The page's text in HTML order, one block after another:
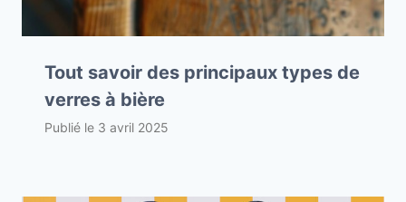
Tout savoir des principaux types de
verres à bière
Publié le 3 avril 2025